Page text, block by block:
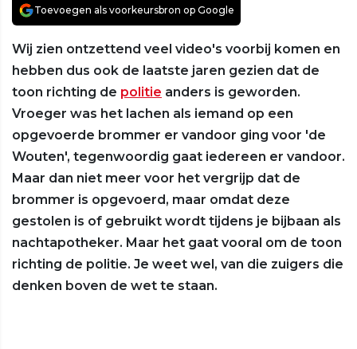
Toevoegen als voorkeursbron op Google
Wij zien ontzettend veel video's voorbij komen en
hebben dus ook de laatste jaren gezien dat de
toon richting de politie anders is geworden.
Vroeger was het lachen als iemand op een
opgevoerde brommer er vandoor ging voor 'de
Wouten', tegenwoordig gaat iedereen er vandoor.
Maar dan niet meer voor het vergrijp dat de
brommer is opgevoerd, maar omdat deze
gestolen is of gebruikt wordt tijdens je bijbaan als
nachtapotheker. Maar het gaat vooral om de toon
richting de politie. Je weet wel, van die zuigers die
denken boven de wet te staan.